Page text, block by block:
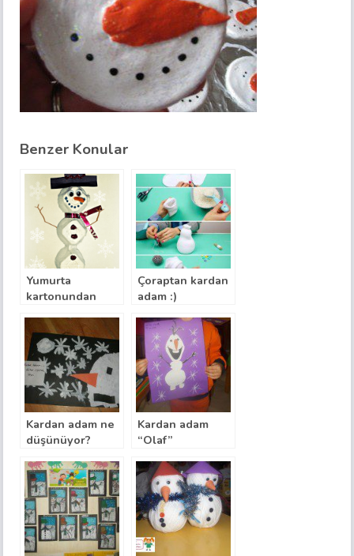
Benzer Konular
Yumurta
kartonundan
Çoraptan kardan
adam :)
Kardan adam ne
düşünüyor?
Kardan adam
“Olaf”